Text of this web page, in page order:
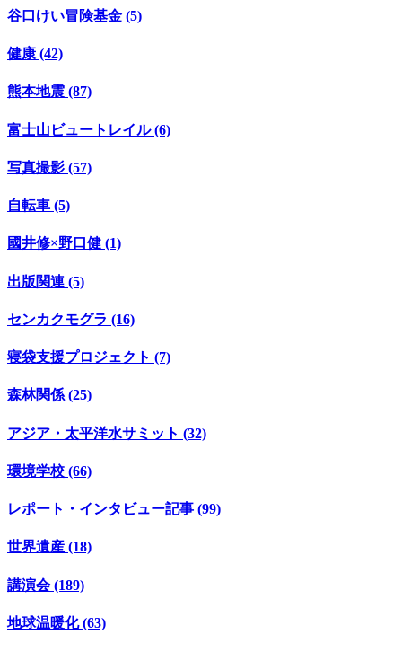
谷口けい冒険基金 (5)
健康 (42)
熊本地震 (87)
富士山ビュートレイル (6)
写真撮影 (57)
自転車 (5)
國井修×野口健 (1)
出版関連 (5)
センカクモグラ (16)
寝袋支援プロジェクト (7)
森林関係 (25)
アジア・太平洋水サミット (32)
環境学校 (66)
レポート・インタビュー記事 (99)
世界遺産 (18)
講演会 (189)
地球温暖化 (63)